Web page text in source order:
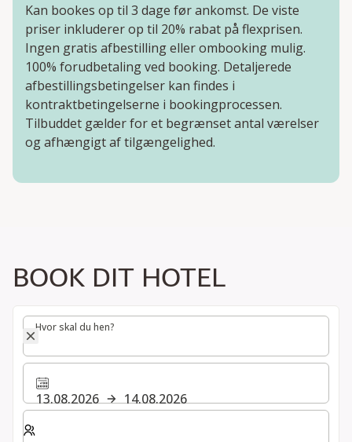
Kan bookes op til 3 dage før ankomst. De viste
priser inkluderer op til 20% rabat på flexprisen.
Ingen gratis afbestilling eller ombooking mulig.
100% forudbetaling ved booking. Detaljerede
afbestillingsbetingelser kan findes i
kontraktbetingelserne i bookingprocessen.
Tilbuddet gælder for et begrænset antal værelser
og afhængigt af tilgængelighed.
BOOK DIT HOTEL
Hvor skal du hen?
Hvor skal du hen?
13.08.2026
14.08.2026
Vælg antal værelser og gæster til dit ophold